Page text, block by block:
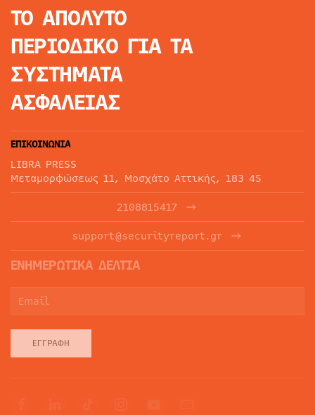
ΤΟ ΑΠΟΛΥΤΟ
ΠΕΡΙΟΔΙΚΟ ΓΙΑ ΤΑ
ΣΥΣΤΗΜΑΤΑ
ΑΣΦΑΛΕΙΑΣ
ΕΠΙΚΟΙΝΩΝΙΑ
LIBRA PRESS
Μεταμορφώσεως 11, Μοσχάτο Αττικής, 183 45
2108815417
support@securityreport.gr
ΕΝΗΜΕΡΩΤΙΚΑ ΔΕΛΤΙΑ
ΕΓΓΡΑΦΉ